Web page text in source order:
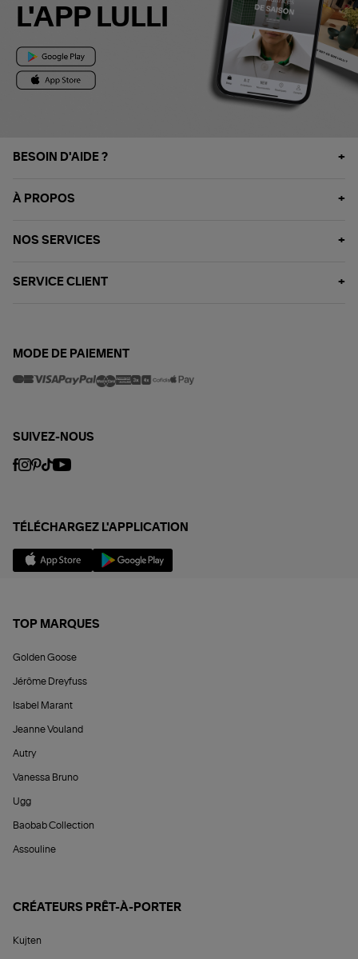
L'APP LULLI
BESOIN D'AIDE ?
À PROPOS
NOS SERVICES
SERVICE CLIENT
MODE DE PAIEMENT
SUIVEZ-NOUS
TÉLÉCHARGEZ L'APPLICATION
TOP MARQUES
Golden Goose
Jérôme Dreyfuss
Isabel Marant
Jeanne Vouland
Autry
Vanessa Bruno
Ugg
Baobab Collection
Assouline
CRÉATEURS PRÊT-À-PORTER
Kujten